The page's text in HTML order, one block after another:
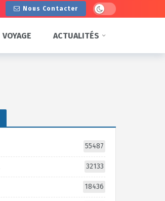
Nous Contacter Dark mode
VOYAGE ACTUALITÉS
55487
32133
18436